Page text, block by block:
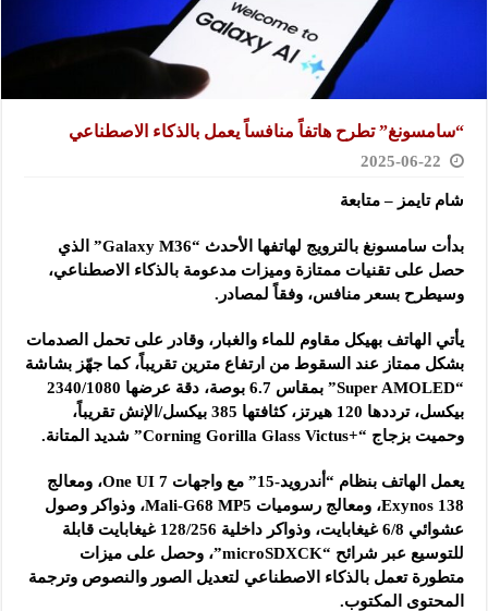
“سامسونغ” تطرح هاتفاً منافساً يعمل بالذكاء الاصطناعي
2025-06-22
شام تايمز – متابعة
بدأت سامسونغ بالترويج لهاتفها الأحدث “Galaxy M36” الذي
حصل على تقنيات ممتازة وميزات مدعومة بالذكاء الاصطناعي،
وسيطرح بسعر منافس، وفقاً لمصادر.
يأتي الهاتف بهيكل مقاوم للماء والغبار، وقادر على تحمل الصدمات
بشكل ممتاز عند السقوط من ارتفاع مترين تقريباً، كما جهّز بشاشة
“Super AMOLED” بمقاس 6.7 بوصة، دقة عرضها 2340/1080
بيكسل، ترددها 120 هيرتز، كثافتها 385 بيكسل/الإنش تقريباً،
وحميت بزجاج “+Corning Gorilla Glass Victus” شديد المتانة.
يعمل الهاتف بنظام “أندرويد-15” مع واجهات One UI 7، ومعالج
Exynos 138، ومعالج رسوميات Mali-G68 MP5، وذواكر وصول
عشوائي 6/8 غيغابايت، وذواكر داخلية 128/256 غيغابايت قابلة
للتوسيع عبر شرائح “microSDXCK”، وحصل على ميزات
متطورة تعمل بالذكاء الاصطناعي لتعديل الصور والنصوص وترجمة
المحتوى المكتوب.